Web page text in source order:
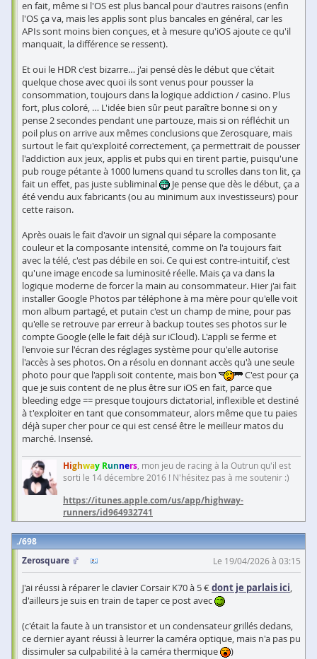
en fait, même si l'OS est plus bancal pour d'autres raisons (enfin
l'OS ça va, mais les applis sont plus bancales en général, car les
APIs sont moins bien conçues, et à mesure qu'iOS ajoute ce qu'il
manquait, la différence se ressent).
Et oui le HDR c'est bizarre… j'ai pensé dès le début que c'était
quelque chose avec quoi ils sont venus pour pousser la
consommation, toujours dans la logique addiction / casino. Plus
fort, plus coloré, … L'idée bien sûr peut paraître bonne si on y
pense 2 secondes pendant une partouze, mais si on réfléchit un
poil plus on arrive aux mêmes conclusions que Zerosquare, mais
surtout le fait qu'exploité correctement, ça permettrait de pousser
l'addiction aux jeux, applis et pubs qui en tirent partie, puisqu'une
pub rouge pétante à 1000 lumens quand tu scrolles dans ton lit, ça
fait un effet, pas juste subliminal
Je pense que dès le début, ça a
été vendu aux fabricants (ou au minimum aux investisseurs) pour
cette raison.
Après ouais le fait d'avoir un signal qui sépare la composante
couleur et la composante intensité, comme on l'a toujours fait
avec la télé, c'est pas débile en soi. Ce qui est contre-intuitif, c'est
qu'une image encode sa luminosité réelle. Mais ça va dans la
logique moderne de forcer la main au consommateur. Hier j'ai fait
installer Google Photos par téléphone à ma mère pour qu'elle voit
mon album partagé, et putain c'est un champ de mine, pour pas
qu'elle se retrouve par erreur à backup toutes ses photos sur le
compte Google (elle le fait déjà sur iCloud). L'appli se ferme et
l'envoie sur l'écran des réglages système pour qu'elle autorise
l'accès à ses photos. On a résolu en donnant accès qu'à une seule
photo pour que l'appli soit contente, mais bon
C'est pour ça
que je suis content de ne plus être sur iOS en fait, parce que
bleeding edge == presque toujours dictatorial, inflexible et destiné
à t'exploiter en tant que consommateur, alors même que tu paies
déjà super cher pour ce qui est censé être le meilleur matos du
marché. Insensé.
Highway Runners, mon jeu de racing à la Outrun qu'il est
sorti le 14 décembre 2016 ! N'hésitez pas à me soutenir :)
https://itunes.apple.com/us/app/highway-
runners/id964932741
698
Zerosquare
Le 19/04/2026 à 03:15
J'ai réussi à réparer le clavier Corsair K70 à 5 €dont je parlais ici,
d'ailleurs je suis en train de taper ce post avec
(c'était la faute à un transistor et un condensateur grillés dedans,
ce dernier ayant réussi à leurrer la caméra optique, mais n'a pas pu
dissimuler sa culpabilité à la caméra thermique
)